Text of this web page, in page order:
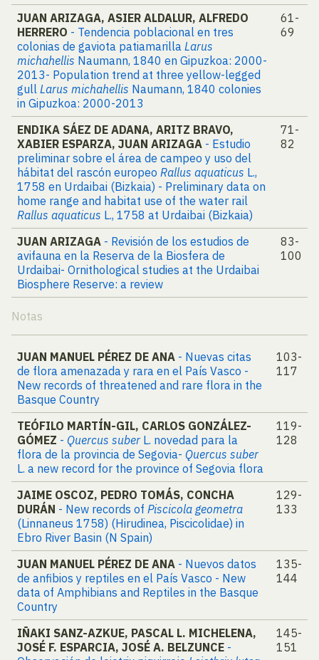
JUAN ARIZAGA, ASIER ALDALUR, ALFREDO
HERRERO - Tendencia poblacional en tres
colonias de gaviota patiamarilla Larus
michahellis Naumann, 1840 en Gipuzkoa: 2000-
2013- Population trend at three yellow-legged
gull Larus michahellis Naumann, 1840 colonies
in Gipuzkoa: 2000-2013
61-
69
ENDIKA SÁEZ DE ADANA, ARITZ BRAVO,
XABIER ESPARZA, JUAN ARIZAGA - Estudio
preliminar sobre el área de campeo y uso del
hábitat del rascón europeo Rallus aquaticus L.,
1758 en Urdaibai (Bizkaia) - Preliminary data on
home range and habitat use of the water rail
Rallus aquaticus L., 1758 at Urdaibai (Bizkaia)
71-
82
JUAN ARIZAGA - Revisión de los estudios de
avifauna en la Reserva de la Biosfera de
Urdaibai- Ornithological studies at the Urdaibai
Biosphere Reserve: a review
83-
100
Notas
JUAN MANUEL PÉREZ DE ANA - Nuevas citas
de flora amenazada y rara en el País Vasco -
New records of threatened and rare flora in the
Basque Country
103-
117
TEÓFILO MARTÍN-GIL, CARLOS GONZÁLEZ-
GÓMEZ - Quercus suber L. novedad para la
flora de la provincia de Segovia- Quercus suber
L. a new record for the province of Segovia flora
119-
128
JAIME OSCOZ, PEDRO TOMÁS, CONCHA
DURÁN - New records of Piscicola geometra
(Linnaneus 1758) (Hirudinea, Piscicolidae) in
Ebro River Basin (N Spain)
129-
133
JUAN MANUEL PÉREZ DE ANA - Nuevos datos
de anfibios y reptiles en el País Vasco - New
data of Amphibians and Reptiles in the Basque
Country
135-
144
IÑAKI SANZ-AZKUE, PASCAL L. MICHELENA,
JOSÉ F. ESPARCIA, JOSÉ A. BELZUNCE -
145-
151